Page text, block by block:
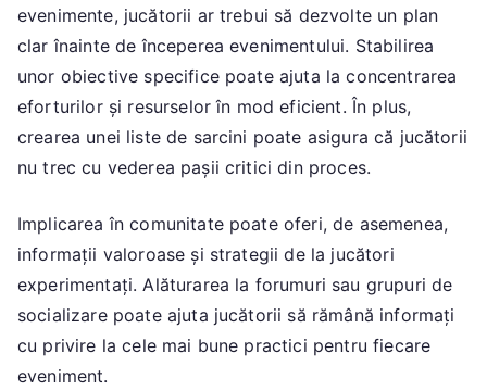
evenimente, jucătorii ar trebui să dezvolte un plan
clar înainte de începerea evenimentului. Stabilirea
unor obiective specifice poate ajuta la concentrarea
eforturilor și resurselor în mod eficient. În plus,
crearea unei liste de sarcini poate asigura că jucătorii
nu trec cu vederea pașii critici din proces.
Implicarea în comunitate poate oferi, de asemenea,
informații valoroase și strategii de la jucători
experimentați. Alăturarea la forumuri sau grupuri de
socializare poate ajuta jucătorii să rămână informați
cu privire la cele mai bune practici pentru fiecare
eveniment.